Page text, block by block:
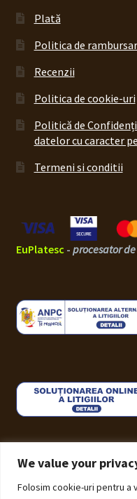
We value your
Folosim cookie-uri pentru a
Plată
Politica de
Recenzii
Politica de cookie-uri
Politică de
datelor cu caracter
Termeni si conditii
EuPlatesc - procesator